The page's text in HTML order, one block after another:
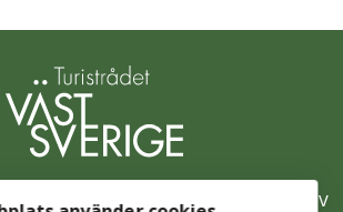
är Västsveriges samlade initiativ